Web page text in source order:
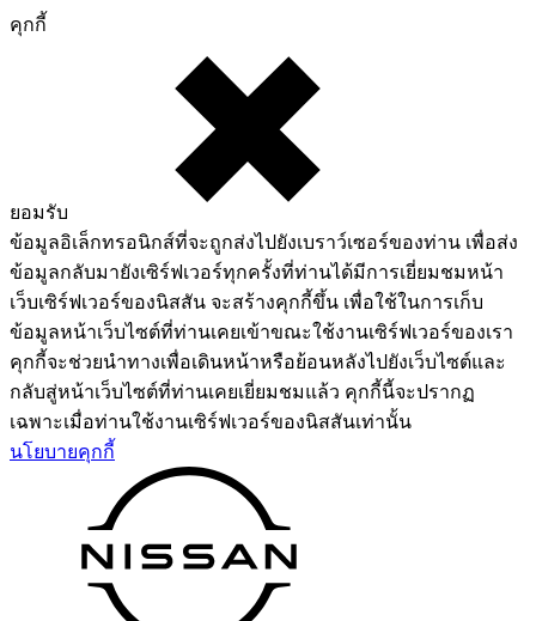
คุกกี้
ยอมรับ
ข้อมูลอิเล็กทรอนิกส์ที่จะถูกส่งไปยังเบราว์เซอร์ของท่าน เพื่อส่ง
ข้อมูลกลับมายังเซิร์ฟเวอร์ทุกครั้งที่ท่านได้มีการเยี่ยมชมหน้า
เว็บเซิร์ฟเวอร์ของนิสสัน จะสร้างคุกกี้ขึ้น เพื่อใช้ในการเก็บ
ข้อมูลหน้าเว็บไซต์ที่ท่านเคยเข้าขณะใช้งานเซิร์ฟเวอร์ของเรา
คุกกี้จะช่วยนำทางเพื่อเดินหน้าหรือย้อนหลังไปยังเว็บไซต์และ
กลับสู่หน้าเว็บไซต์ที่ท่านเคยเยี่ยมชมแล้ว คุกกี้นี้จะปรากฏ
เฉพาะเมื่อท่านใช้งานเซิร์ฟเวอร์ของนิสสันเท่านั้น
นโยบายคุกกี้